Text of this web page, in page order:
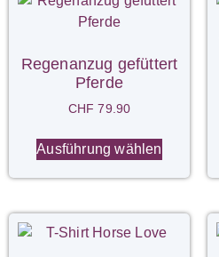
Regenanzug gefüttert
Pferde
CHF 79.90
Ausführung wählen